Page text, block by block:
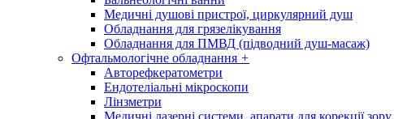
Медичні душові пристрої, циркулярний душ
Обладнання для грязелікування
Обладнання для ПМВД (підводний душ-масаж)
Офтальмологічне обладнання +
Авторефкератометри
Ендотеліальні мікроскопи
Лінзметри
Медичні лазерні системи, апарати для корекції зору